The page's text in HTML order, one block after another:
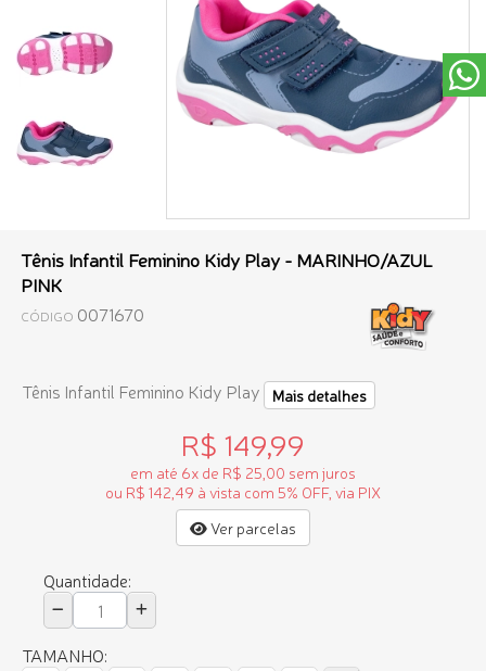
Tênis Infantil Feminino Kidy Play - MARINHO/AZUL
PINK
CÓDIGO 0071670
Tênis Infantil Feminino Kidy Play Mais detalhes
R$ 149,99
em até 6x de R$ 25,00 sem juros
ou R$ 142,49 à vista com 5% OFF, via PIX
Ver parcelas
Quantidade:
TAMANHO: